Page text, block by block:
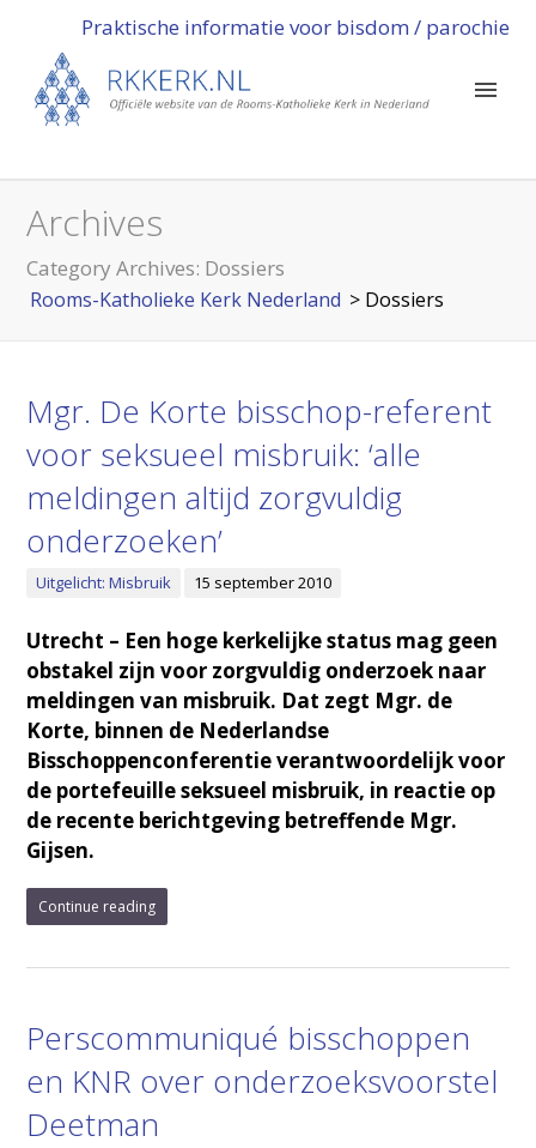
Praktische informatie voor bisdom / parochie
Archives
Category Archives: Dossiers
Rooms-Katholieke Kerk Nederland > Dossiers
Mgr. De Korte bisschop-referent
voor seksueel misbruik: ‘alle
meldingen altijd zorgvuldig
onderzoeken’
Uitgelicht: Misbruik 15 september 2010
Utrecht – Een hoge kerkelijke status mag geen
obstakel zijn voor zorgvuldig onderzoek naar
meldingen van misbruik. Dat zegt Mgr. de
Korte, binnen de Nederlandse
Bisschoppenconferentie verantwoordelijk voor
de portefeuille seksueel misbruik, in reactie op
de recente berichtgeving betreffende Mgr.
Gijsen.
Continue reading
Perscommuniqué bisschoppen
en KNR over onderzoeksvoorstel
Deetman